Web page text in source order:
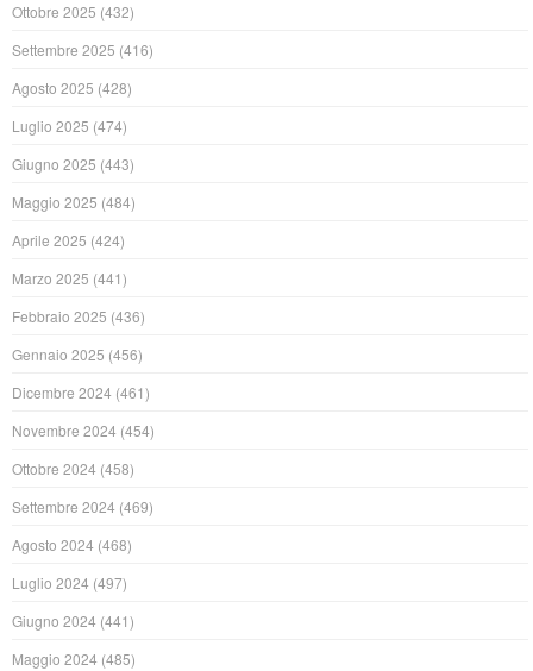
Ottobre 2025 (432)
Settembre 2025 (416)
Agosto 2025 (428)
Luglio 2025 (474)
Giugno 2025 (443)
Maggio 2025 (484)
Aprile 2025 (424)
Marzo 2025 (441)
Febbraio 2025 (436)
Gennaio 2025 (456)
Dicembre 2024 (461)
Novembre 2024 (454)
Ottobre 2024 (458)
Settembre 2024 (469)
Agosto 2024 (468)
Luglio 2024 (497)
Giugno 2024 (441)
Maggio 2024 (485)